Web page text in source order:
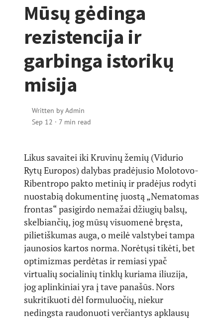
Mūsų gėdinga
rezistencija ir
garbinga istorikų
misija
Written byAdmin
Sep 12 · 7 min read
Likus savaitei iki Kruvinų žemių (Vidurio
Rytų Europos) dalybas pradėjusio Molotovo-
Ribentropo pakto metinių ir pradėjus rodyti
nuostabią dokumentinę juostą „Nematomas
frontas“ pasigirdo nemažai džiugių balsų,
skelbiančių, jog mūsų visuomenė bręsta,
pilietiškumas auga, o meilė valstybei tampa
jaunosios kartos norma. Norėtųsi tikėti, bet
optimizmas perdėtas ir remiasi ypač
virtualių socialinių tinklų kuriama iliuzija,
jog aplinkiniai yra į tave panašūs. Nors
sukritikuoti dėl formuluočių, niekur
nedingsta raudonuoti verčiantys apklausų